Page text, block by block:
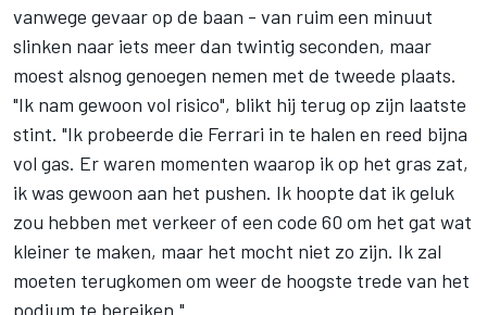
vanwege gevaar op de baan - van ruim een minuut
slinken naar iets meer dan twintig seconden, maar
moest alsnog genoegen nemen met de tweede plaats.
"Ik nam gewoon vol risico", blikt hij terug op zijn laatste
stint. "Ik probeerde die Ferrari in te halen en reed bijna
vol gas. Er waren momenten waarop ik op het gras zat,
ik was gewoon aan het pushen. Ik hoopte dat ik geluk
zou hebben met verkeer of een code 60 om het gat wat
kleiner te maken, maar het mocht niet zo zijn. Ik zal
moeten terugkomen om weer de hoogste trede van het
podium te bereiken."